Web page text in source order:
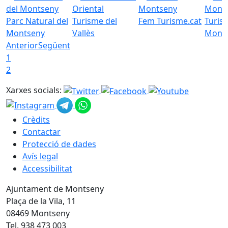
Parc Natural del
Montseny
Turisme del
Vallès
Fem Turisme.cat
AnteriorSegüent
1
2
Xarxes socials:
Crèdits
Contactar
Protecció de dades
Avís legal
Accessibilitat
Ajuntament de Montseny
Plaça de la Vila, 11
08469 Montseny
Tel. 938 473 003